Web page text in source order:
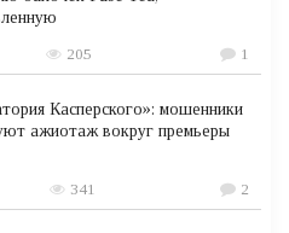
205 1
Касперского»: мошенники
ажиотаж вокруг премьеры
341 2